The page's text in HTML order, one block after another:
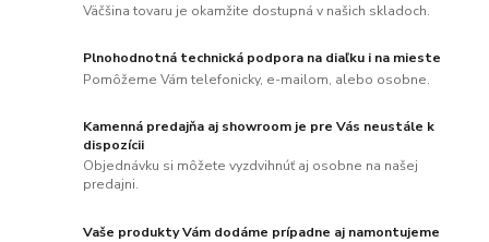
Väčšina tovaru je okamžite dostupná v našich skladoch.
Plnohodnotná technická podpora na diaľku i na mieste
Pomôžeme Vám telefonicky, e-mailom, alebo osobne.
Kamenná predajňa aj showroom je pre Vás neustále k
dispozícii
Objednávku si môžete vyzdvihnúť aj osobne na našej
predajni.
Vaše produkty Vám dodáme prípadne aj namontujeme